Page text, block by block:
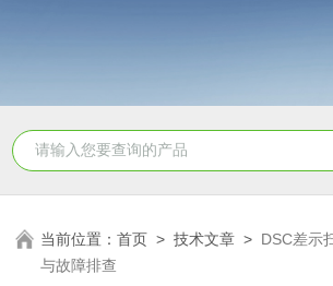
当前位置：首页 >技术文章 > DSC差示
与故障排查